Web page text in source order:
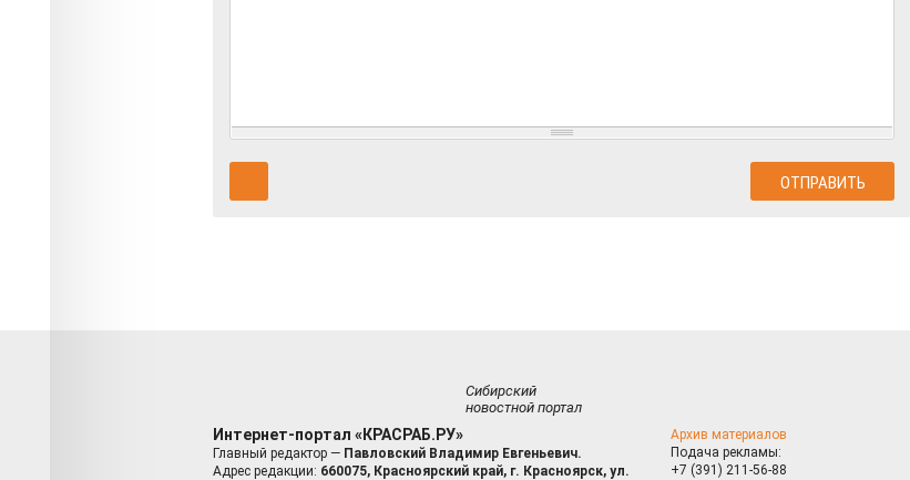
Сибирский
новостной портал
Интернет-портал «КРАСРАБ.РУ»
Главный редактор — Павловский Владимир Евгеньевич.
Адрес редакции: 660075, Красноярский край, г. Красноярск, ул.
Архив материалов
Подача рекламы:
+7 (391) 211-56-88